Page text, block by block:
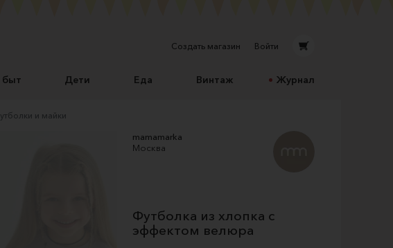
Создать магазин Войти
Дети Еда Винтаж Журнал
и майки
mamamarka
Москва
Футболка из хлопка с
эффектом велюра